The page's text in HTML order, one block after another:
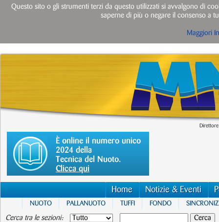
È online il numero unico
2024 della
Tecnica del Nuoto.
Clicca qui
Home Notizie & Eventi
NUOTO PALLANUOTO TUFFI FONDO
Cerca tra le sezioni:
Questo sito o gli strumenti terzi da questo utilizzati si avvalgono di
saperne di più o negare il consenso a
Maggiori